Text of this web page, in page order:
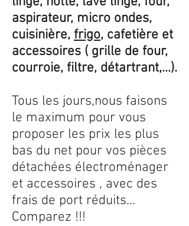
aspirateur, micro ondes,
cuisinière, frigo, cafetière et
accessoires ( grille de four,
courroie, filtre, détartrant,...).
Tous les jours,nous faisons
le maximum pour vous
proposer les prix les plus
bas du net pour vos pièces
détachées électroménager
et accessoires , avec des
frais de port réduits...
Comparez !!!